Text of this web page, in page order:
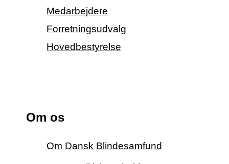
Medarbejdere
Forretningsudvalg
Hovedbestyrelse
Om os
Om Dansk Blindesamfund